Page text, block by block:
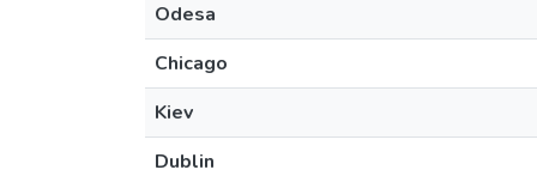
Odesa
Chicago
Kiev
Dublin